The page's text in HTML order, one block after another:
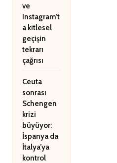
ve
Instagram’t
a kitlesel
geçişin
tekrarı
çağrısı
Ceuta
sonrası
Schengen
krizi
büyüyor:
İspanya da
İtalya’ya
kontrol